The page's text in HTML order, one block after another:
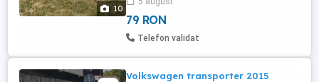
10
vedere spre dealurile din jur.Este scos
certificat urbanism ...
79 RON
Telefon validat
Volkswagen transporter 2015